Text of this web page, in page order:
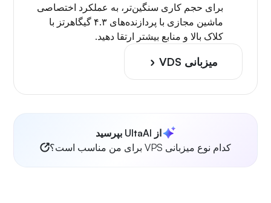
برای حجم کاری سنگین‌تر، به عملکرد اختصاصی
ماشین مجازی با پردازنده‌های ۴.۳ گیگاهرتز با
کلاک بالا و منابع بیشتر ارتقا دهید.
میزبانی VDS
از UltaAI بپرسید
کدام نوع میزبانی VPS برای من مناسب است؟